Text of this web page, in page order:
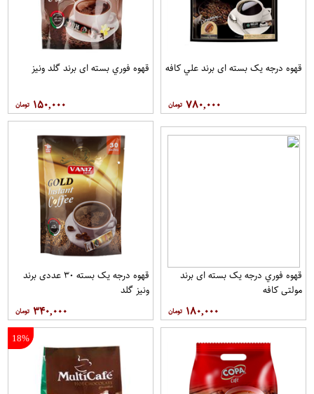
قهوه درجه یک بسته ای برند علي کافه
۷۸۰,۰۰۰
قهوه فوري بسته ای برند گلد ونيز
۱۵۰,۰۰۰
قهوه فوري درجه یک بسته ای برند
مولتي کافه
۱۸۰,۰۰۰
قهوه درجه یک بسته ۳۰ عددی برند
ونيز گلد
۳۴۰,۰۰۰
18%